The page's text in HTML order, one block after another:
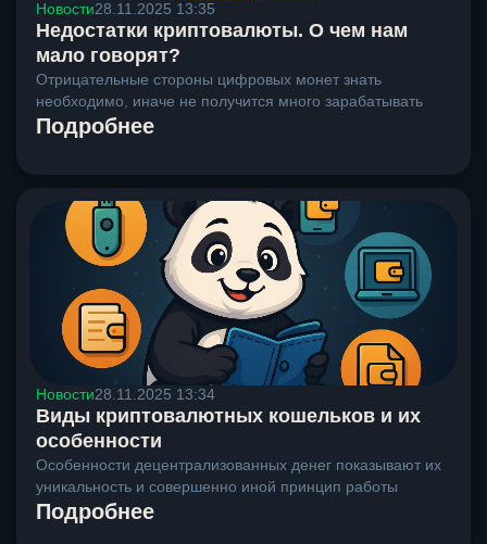
Новости28.11.2025 13:35
Недостатки криптовалюты. О чем нам
мало говорят?
Отрицательные стороны цифровых монет знать
необходимо, иначе не получится много зарабатывать
Подробнее
Новости28.11.2025 13:34
Виды криптовалютных кошельков и их
особенности
Особенности децентрализованных денег показывают их
уникальность и совершенно иной принцип работы
Подробнее